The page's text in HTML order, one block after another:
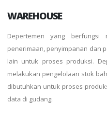
WAREHOUSE
Depertemen yang berfungsi
penerimaan, penyimpanan dan
lain untuk proses produksi.
melakukan pengelolaan stok
dibutuhkan untuk proses
data di gudang.